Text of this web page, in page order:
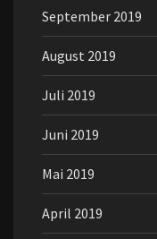
September 2019
August 2019
Juli 2019
Juni 2019
Mai 2019
April 2019